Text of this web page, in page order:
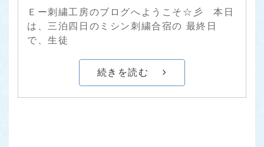
Ｅー刺繍工房のブログへようこそ☆彡 本日
は、三泊四日のミシン刺繍合宿の 最終日
で、生徒
続きを読む